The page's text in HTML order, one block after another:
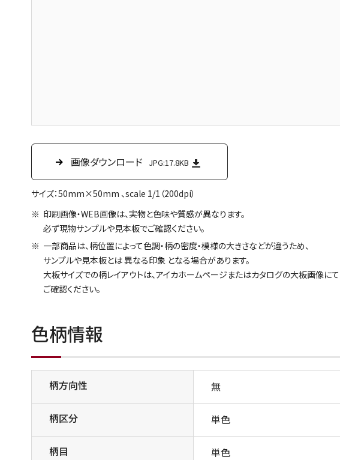
画像ダウンロード JPG:17.8KB
サイズ：50mm×50mm 、scale 1/1（200dpi）
印刷画像・WEB画像は、実物と色味や質感が異なります。
必ず現物サンプルや見本板でご確認ください。
一部商品は、柄位置によって色調・柄の密度・模様の大きさなどが違うため、
サンプルや見本板とは 異なる印象 となる場合があります。
大板サイズでの柄レイアウトは、アイカホームページまたはカタログの大板画像にて
ご確認ください。
色柄情報
柄方向性 無
柄区分 単色
柄目 単色